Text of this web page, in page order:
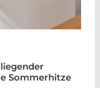
Sommerhitze